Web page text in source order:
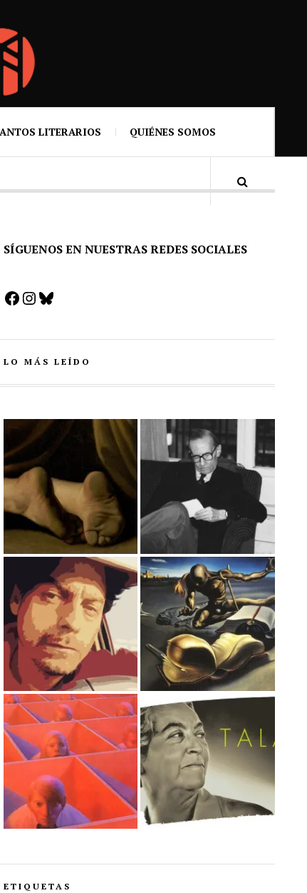
LITERARIOS QUIÉNES SOMOS
SÍGUENOS EN NUESTRAS REDES SOCIALES
Facebook
Instagram
Bluesky
LO MÁS LEÍDO
ETIQUETAS